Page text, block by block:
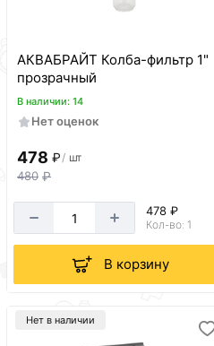
АКВАБРАЙТ Колба-фильтр 1"
прозрачный
В наличии: 14
Нет оценок
478 ₽ / шт
480 ₽
478 ₽
Кол-во: 1
В корзину
Нет в наличии